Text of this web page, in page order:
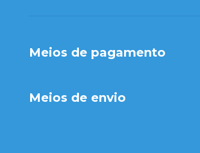
Meios de pagamento
Meios de envio